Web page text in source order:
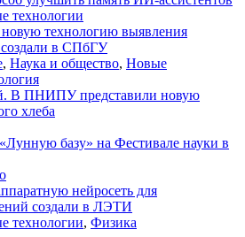
технологии
новую технологию выявления
создали в СПбГУ
, Наука и общество, Новые
В ПНИПУ представили новую
хлеба
базу» на Фестивале науки в
нейросеть для
создали в ЛЭТИ
технологии, Физика